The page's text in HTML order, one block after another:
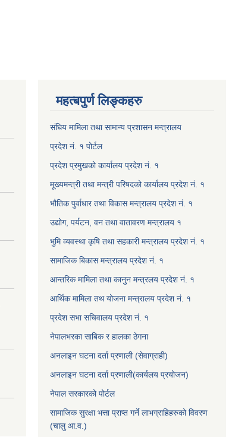
महत्बपुर्ण लिङ्कहरु
संघिय मामिला तथा सामान्य प्रशासन मन्त्रालय
प्रदेश नं. १ पोर्टल
प्रदेश प्रमुखको कार्यालय प्रदेश नं. १
मूख्यमन्त्री तथा मन्त्री परिषदको कार्यालय प्रदेश नं. १
भौतिक पुर्वाधार तथा विकास मन्त्रालय प्रदेश नं. १
उद्योग, पर्यटन, वन तथा वातावरण मन्त्रालय १
भुमि व्यवस्था कृषि तथा सहकारी मन्त्रालय प्रदेश नं. १
सामाजिक बिकास मन्त्रालय प्रदेश नं. १
आन्तरिक मामिला तथा कानुन मन्त्रलय प्रदेश नं. १
आर्थिक मामिला तथ योजना मन्त्रालय प्रदेश नं. १
प्रदेश सभा सचिवालय प्रदेश नं. १
नेपालभरका साबिक र हालका ठेगना
अनलाइन घटना दर्ता प्रणाली (सेवाग्राही)
अनलाइन घटना दर्ता प्रणाली(कार्यलय प्रयोजन)
नेपाल सरकारको पोर्टल
सामाजिक सुरक्षा भत्ता प्राप्त गर्ने लाभग्राहिहरुको विवरण
(चालु आ.व.)